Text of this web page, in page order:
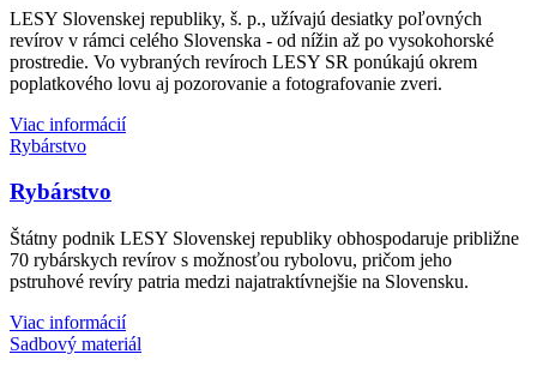
LESY Slovenskej republiky, š. p., užívajú desiatky poľovných
revírov v rámci celého Slovenska - od nížin až po vysokohorské
prostredie. Vo vybraných revíroch LESY SR ponúkajú okrem
poplatkového lovu aj pozorovanie a fotografovanie zveri.
Viac informácií
Rybárstvo
Rybárstvo
Štátny podnik LESY Slovenskej republiky obhospodaruje približne
70 rybárskych revírov s možnosťou rybolovu, pričom jeho
pstruhové revíry patria medzi najatraktívnejšie na Slovensku.
Viac informácií
Sadbový materiál